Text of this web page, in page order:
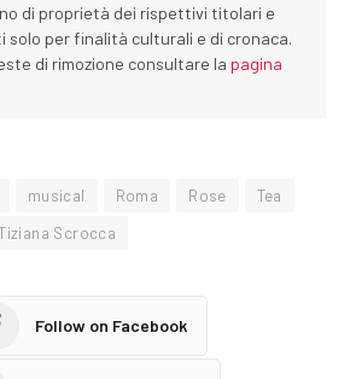
di proprietà dei rispettivi titolari e
solo per finalità culturali e di cronaca.
di rimozione consultare la pagina
musical Roma Rose
Tea
Scrocca
Follow on Facebook